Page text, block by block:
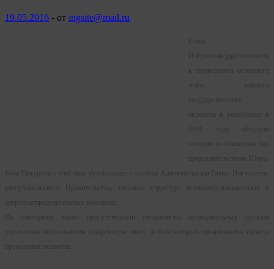
19.05.2016 - от ingsite@mail.ru